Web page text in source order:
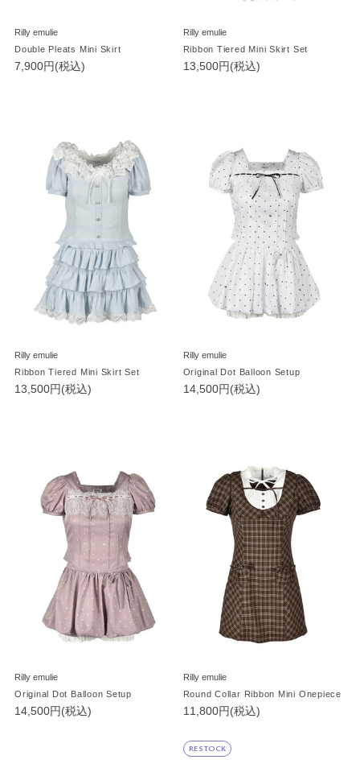
Rilly emulie
Double Pleats Mini Skirt
7,900円(税込)
Rilly emulie
Ribbon Tiered Mini Skirt Set
13,500円(税込)
Rilly emulie
Ribbon Tiered Mini Skirt Set
13,500円(税込)
Rilly emulie
Original Dot Balloon Setup
14,500円(税込)
Rilly emulie
Original Dot Balloon Setup
14,500円(税込)
Rilly emulie
Round Collar Ribbon Mini Onepiece
11,800円(税込)
RESTOCK